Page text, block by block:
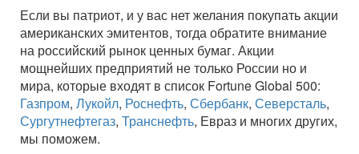
Если вы патриот, и у вас нет желания покупать акции
американских эмитентов, тогда обратите внимание
на российский рынок ценных бумаг. Акции
мощнейших предприятий не только России но и
мира, которые входят в список Fortune Global 500:
Газпром, Лукойл, Роснефть, Сбербанк, Северсталь,
Сургутнефтегаз, Транснефть, Евраз и многих других,
мы поможем.